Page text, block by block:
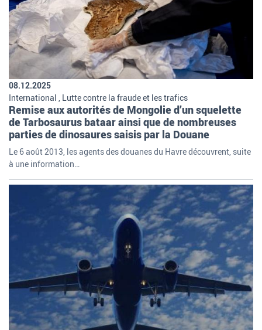
08.12.2025
International , Lutte contre la fraude et les trafics
Remise aux autorités de Mongolie d’un squelette
de Tarbosaurus bataar ainsi que de nombreuses
parties de dinosaures saisis par la Douane
Le 6 août 2013, les agents des douanes du Havre découvrent, suite
à une information…